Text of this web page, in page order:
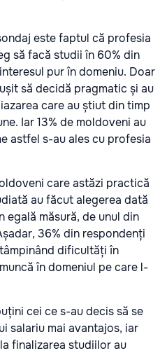
este faptul că profesia
să facă studii în 60% din
pur în domeniu. Doar
să decidă pragmatic și au
care au știut din timp
Iar 13% de moldoveni au
astfel s-au ales cu profesia
care astăzi practică
au făcut alegerea dată
măsură, de unul din
36% din respondenți
dificultăți în
în domeniul pe care l-
cei ce s-au decis să se
salariu mai avantajos, iar
finalizarea studiilor au